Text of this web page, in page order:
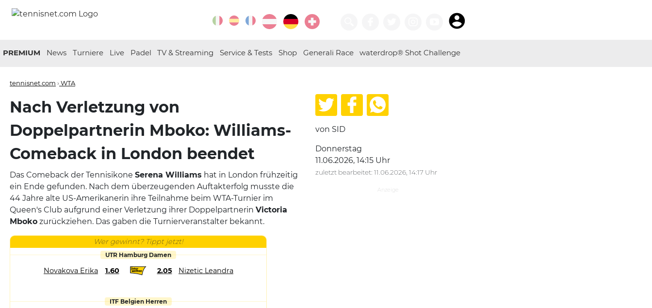
PREMIUM News Turniere Live Padel TV & Streaming Service & Tests Shop Generali Race waterdrop® Shot Challenge
tennisnet.com › WTA
Nach Verletzung von
Doppelpartnerin Mboko: Williams-
Comeback in London beendet
Das Comeback der Tennisikone Serena Williams hat in London frühzeitig
ein Ende gefunden. Nach dem überzeugenden Auftakterfolg musste die
44 Jahre alte US-Amerikanerin ihre Teilnahme beim WTA-Turnier im
Queen's Club aufgrund einer Verletzung ihrer Doppelpartnerin Victoria
Mboko zurückziehen. Das gaben die Turnierveranstalter bekannt.
Wer gewinnt? Tippt jetzt!
UTR Hamburg Damen
Novakova Erika 1.60 2.05 Nizetic Leandra
ITF Belgien Herren
von SID
Donnerstag
11.06.2026, 14:15 Uhr
zuletzt bearbeitet: 11.06.2026, 14:17 Uhr